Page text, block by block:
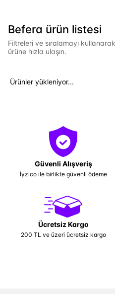
Befera ürün listesi
Filtreleri ve sıralamayı
ürüne hızla ulaşın.
Ürünler yükleniyor...
Güvenli Alışveriş
İyzico ile birlikte güvenli ödeme
Ücretsiz Kargo
200 TL ve üzeri ücretsiz kargo